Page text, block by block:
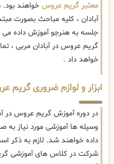
معتبر گریم عروس خواهند
جلسه به هنرجو آموزش داده
گریم عروس در آبادان مربی ،
خواهد داد .
ابزار و لوازم ضروری گریم
در دوره آموزش گریم عروس در
وسیله ها آموزشی مورد نیاز
داده خواهند شد. لازم به ذکر
شرکت در کلاس های آموزشی گریم